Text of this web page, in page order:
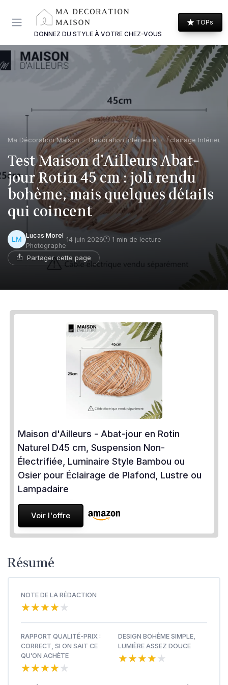
DONNEZ DU STYLE À VOTRE CHEZ-VOUS
TOPs
Ma Décoration Maison Décoration Intérieure Éclairage Intérieur
Test Maison d'Ailleurs Abat-
jour Rotin 45 cm : joli rendu
bohème, mais quelques détails
qui coincent
Lucas Morel
Photographe
14 juin 2026 1 min de lecture
Partager cette page
Maison d'Ailleurs - Abat-jour en Rotin
Naturel D45 cm, Suspension Non-
Électrifiée, Luminaire Style Bambou ou
Osier pour Éclairage de Plafond, Lustre ou
Lampadaire
Voir l'offre
Résumé
NOTE DE LA RÉDACTION
★★★★★
★★★★★
RAPPORT QUALITÉ-PRIX :
CORRECT, SI ON SAIT CE
QU’ON ACHÈTE
★★★★★
★★★★★
DESIGN BOHÈME SIMPLE,
LUMIÈRE ASSEZ DOUCE
★★★★★
★★★★★
Panneau de gestion des cookies